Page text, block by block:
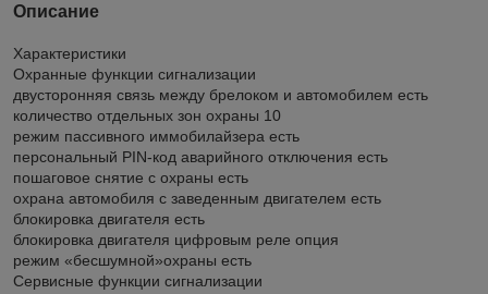
Описание
Характеристики
Охранные функции сигнализации
двусторонняя связь между брелоком и автомобилем есть
количество отдельных зон охраны 10
режим пассивного иммобилайзера есть
персональный PIN-код аварийного отключения есть
пошаговое снятие с охраны есть
охрана автомобиля с заведенным двигателем есть
блокировка двигателя есть
блокировка двигателя цифровым реле опция
режим «бесшумной»охраны есть
Сервисные функции сигнализации